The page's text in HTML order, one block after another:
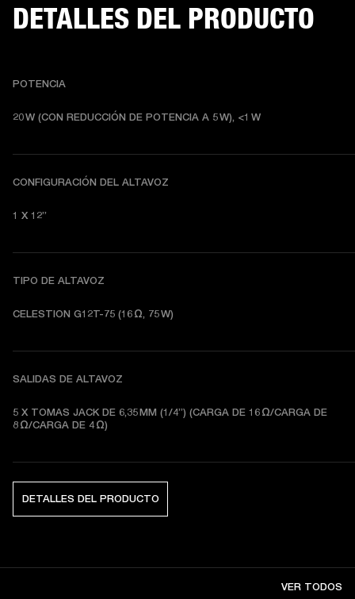
DETALLES DEL PRODUCTO
POTENCIA
20 W (CON REDUCCIÓN DE POTENCIA A 5 W), <1 W
CONFIGURACIÓN DEL ALTAVOZ
1 X 12”
TIPO DE ALTAVOZ
CELESTION G12T-75 (16 Ω, 75 W)
SALIDAS DE ALTAVOZ
5 X TOMAS JACK DE 6,35 MM (1/4”) (CARGA DE 16 Ω/CARGA DE
8 Ω/CARGA DE 4 Ω)
DETALLES DEL PRODUCTO
VER TODOS